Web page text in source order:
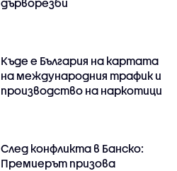
дърворезби
Къде е България на картата
на международния трафик и
производство на наркотици
След конфликта в Банско:
Премиерът призова